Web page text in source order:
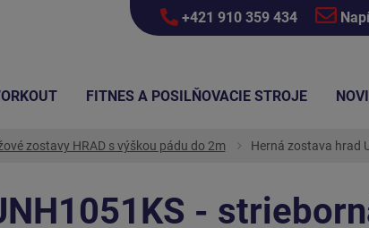
+421 910 359 434
zostavy HRAD s výškou pádu do 2m Herná zostava hrad
-
FITNES A POSILŇOVACIE STROJE